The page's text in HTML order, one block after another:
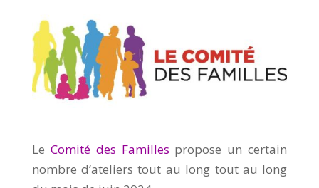
Le Comité des Familles propose un certain
nombre d’ateliers tout au long tout au long